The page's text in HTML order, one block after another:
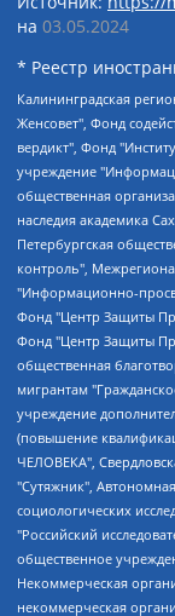
на 03.05.2024
* Реестр
Калининградская региональная общественная организация "Экозащита!-Женсовет", Фонд содействия защите прав и свобод граждан "Общественный вердикт", Фонд "Институт Развития Свободы Информации", Частное учреждение "Информационное агентство МЕМО. РУ", Региональная общественная организация "Общественная комиссия по сохранению наследия академика Сахарова", Фонд поддержки свободы прессы, Санкт-Петербургская общественная правозащитная организация "Гражданский контроль", Межрегиональная общественная организация "Информационно-просветительский центр "Мемориал", Региональный Фонд "Центр Защиты Прав Средств Массовой Информации", с 05.12.2023 Фонд "Центр Защиты Прав Средств массовой информации", Региональная общественная благотворительная организация помощи беженцам и мигрантам "Гражданское содействие", Негосударственное образовательное учреждение дополнительного профессионального образования (повышение квалификации) специалистов "АКАДЕМИЯ ПО ПРАВАМ ЧЕЛОВЕКА", Свердловская региональная общественная организация "Сутяжник", Автономная некоммерческая организация "Центр независимых социологических исследований", Союз общественных объединений "Российский исследовательский центр по правам человека", Региональное общественное учреждение научно-информационный центр "МЕМОРИАЛ", Некоммерческая организация "Фонд защиты гласности", Автономная некоммерческая организация "Институт прав человека", Городская общественная организация "Екатеринбургское общество "МЕМОРИАЛ", Городская общественная организация "Рязанское историко-просветительское и правозащитное общество "Мемориал" (Рязанский Мемориал), Челябинский региональный орган общественной самодеятельности – женское общественное объединение "Женщины Евразии", Челябинский региональный орган общественной самодеятельности "Уральская правозащитная группа", Фонд содействия защите здоровья и социальной справедливости имени Андрея Рылькова, Автономная Некоммерческая Организация "Аналитический Центр Юрия Левады", Автономная некоммерческая организация социальной поддержки населения "Проект Апрель", Региональная общественная организация помощи женщинам и детям, находящимся в кризисной ситуации "Информационно-методический центр "Анна", Фонд содействия развитию массовых коммуникаций и правовому просвещению "Так-так-Так", Фонд содействия устойчивому развитию "Серебряная тайга", Свердловский региональный общественный фонд социальных проектов "Новое время", "Idel.Реалии", Кавказ.Реалии, Крым.Реалии, Телеканал Настоящее Время, Татаро-башкирская служба Радио Свобода (Azatliq Radiosi), Радио Свободная Европа/Радио Свобода (PCE/PC), "Сибирь.Реалии", "Фактограф", Благотворительный фонд помощи осужденным и их семьям, Автономная некоммерческая организация "Институт глобализации и социальных движений", Фонд "В защиту прав заключенных", Частное учреждение "Центр поддержки и содействия развитию средств массовой информации", Пензенский региональный общественный благотворительный фонд "Гражданский союз", "Север.Реалии", Некоммерческая организация Фонд "Правовая инициатива", Общество с ограниченной ответственностью "Радио Свободная Европа/Радио Свобода", Чешское